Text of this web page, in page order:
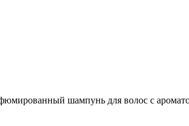
шампунь для волос с